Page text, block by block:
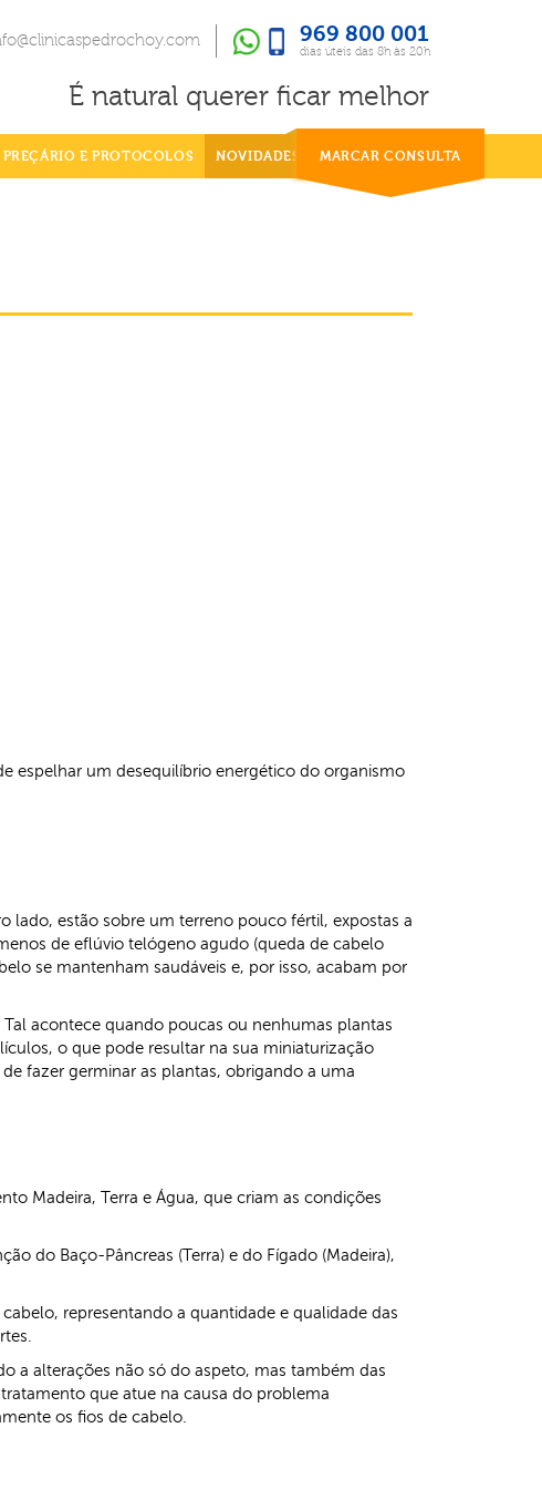
969 800 001
dias úteis das 8h às 20h
969 800 001
dias úteis das 8h às 20h
É natural querer ficar melhor
PREÇÁRIO E PROTOCOLOS NOVIDADES MARCAR CONSULTA
espelhar um desequilíbrio energético do organismo
lado, estão sobre um terreno pouco fértil, expostas a
de eflúvio telógeno agudo (queda de cabelo
se mantenham saudáveis e, por isso, acabam por
Tal acontece quando poucas ou nenhumas plantas
o que pode resultar na sua miniaturização
fazer germinar as plantas, obrigando a uma
Madeira, Terra e Água, que criam as condições
do Baço-Pâncreas (Terra) e do Fígado (Madeira),
representando a quantidade e qualidade das
a alterações não só do aspeto, mas também das
que atue na causa do problema
os fios de cabelo.